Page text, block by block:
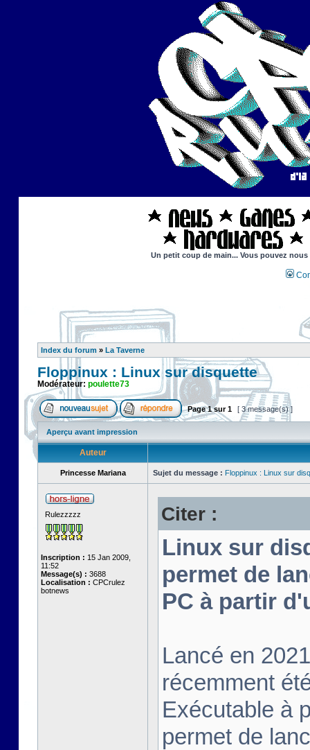
Un petit coup de main... Vous pouvez
Index du forum » La Taverne
Floppinux : Linux sur disquette
Modérateur: poulette73
Page1sur1 [ 3 message(s) ]
Aperçu avant impression
Auteur
Princesse Mariana Sujet du message : Floppinux : Linux sur
Rulezzzzz
Inscription : 15 Jan 2009,
11:52
Message(s) : 3688
Localisation : CPCrulez
botnews
Citer :
Linux sur
permet de
PC à partir
Lancé en
récemment
Exécutable à
permet de